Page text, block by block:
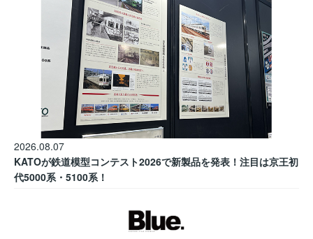
2026.08.07
KATOが鉄道模型コンテスト2026で新製品を発表！注目は京王初
代5000系・5100系！